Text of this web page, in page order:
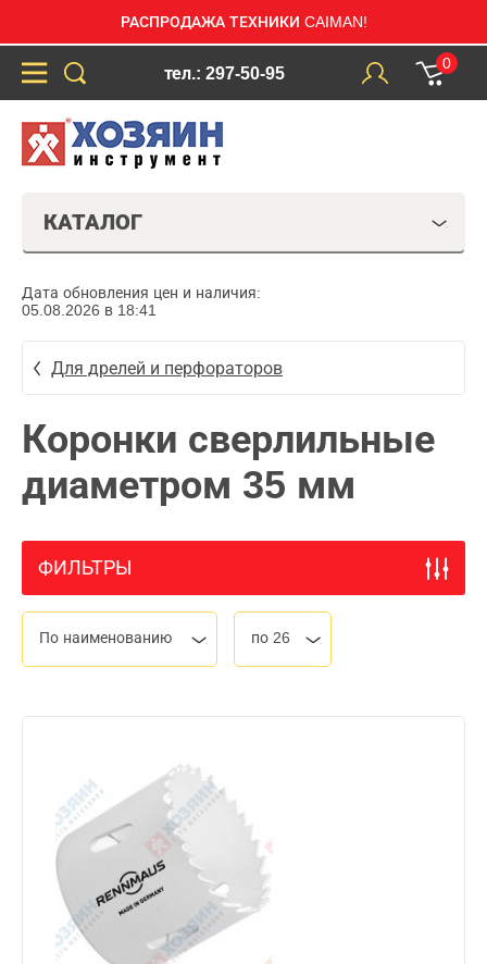
РАСПРОДАЖА ТЕХНИКИ CAIMAN!
тел.: 297-50-95
0
КАТАЛОГ
Дата обновления цен и наличия:
05.08.2026 в 18:41
Для дрелей и перфораторов
Коронки сверлильные
диаметром 35 мм
ФИЛЬТРЫ
По наименованию по 26